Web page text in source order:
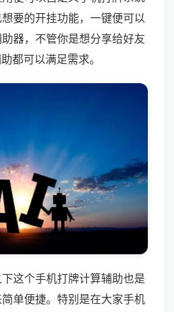
要的开挂功能，一键便可以
器，不管你是想分享给好友
都可以满足需求。
这个手机打牌计算辅助也是
单便捷。特别是在大家手机